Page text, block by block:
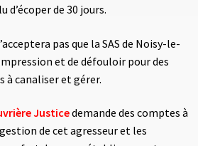
d’écoper de 30 jours.
pas que la SAS de Noisy-le-
et de défouloir pour des
à canaliser et gérer.
Justicedemande des comptes à
de cet agresseur et les